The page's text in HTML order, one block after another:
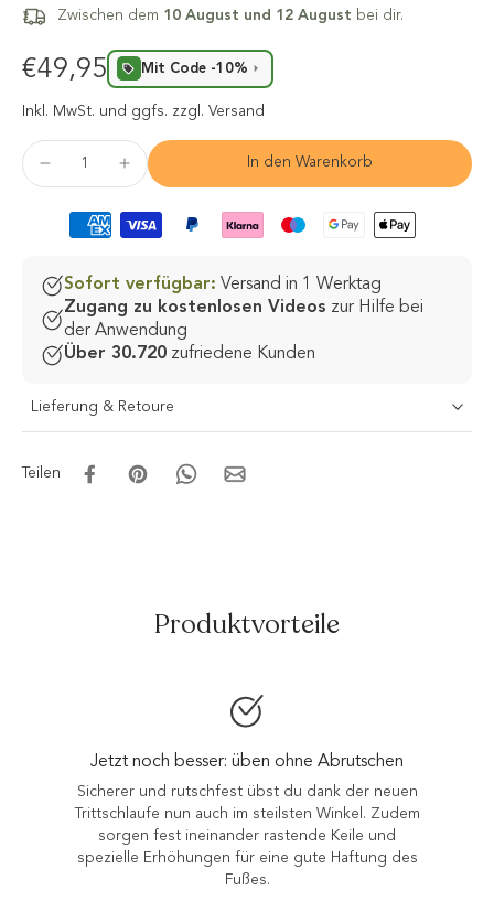
Zwischen dem 10 August und 12 August bei dir.
€49,95 Mit Code -10%
Inkl. MwSt. und ggfs. zzgl. Versand
In den Warenkorb
Sofort verfügbar: Versand in 1 Werktag
Zugang zu kostenlosen Videos zur Hilfe bei
der Anwendung
Über 30.720 zufriedene Kunden
Lieferung & Retoure
Teilen
Produktvorteile
Entlastet Gelenke und Knorpel
Mit dem Knieretter dehnst du deine
Wadenmuskeln ganz gezielt auf – für
und Sprunggelenke.